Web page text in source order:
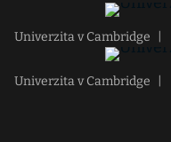
Univerzita v Cambridge
Univerzita v Cambridge